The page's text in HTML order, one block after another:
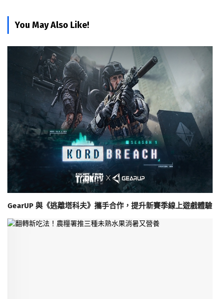
You May Also Like!
GearUP 與《逃離塔科夫》攜手合作，提升新賽季線上遊戲體驗